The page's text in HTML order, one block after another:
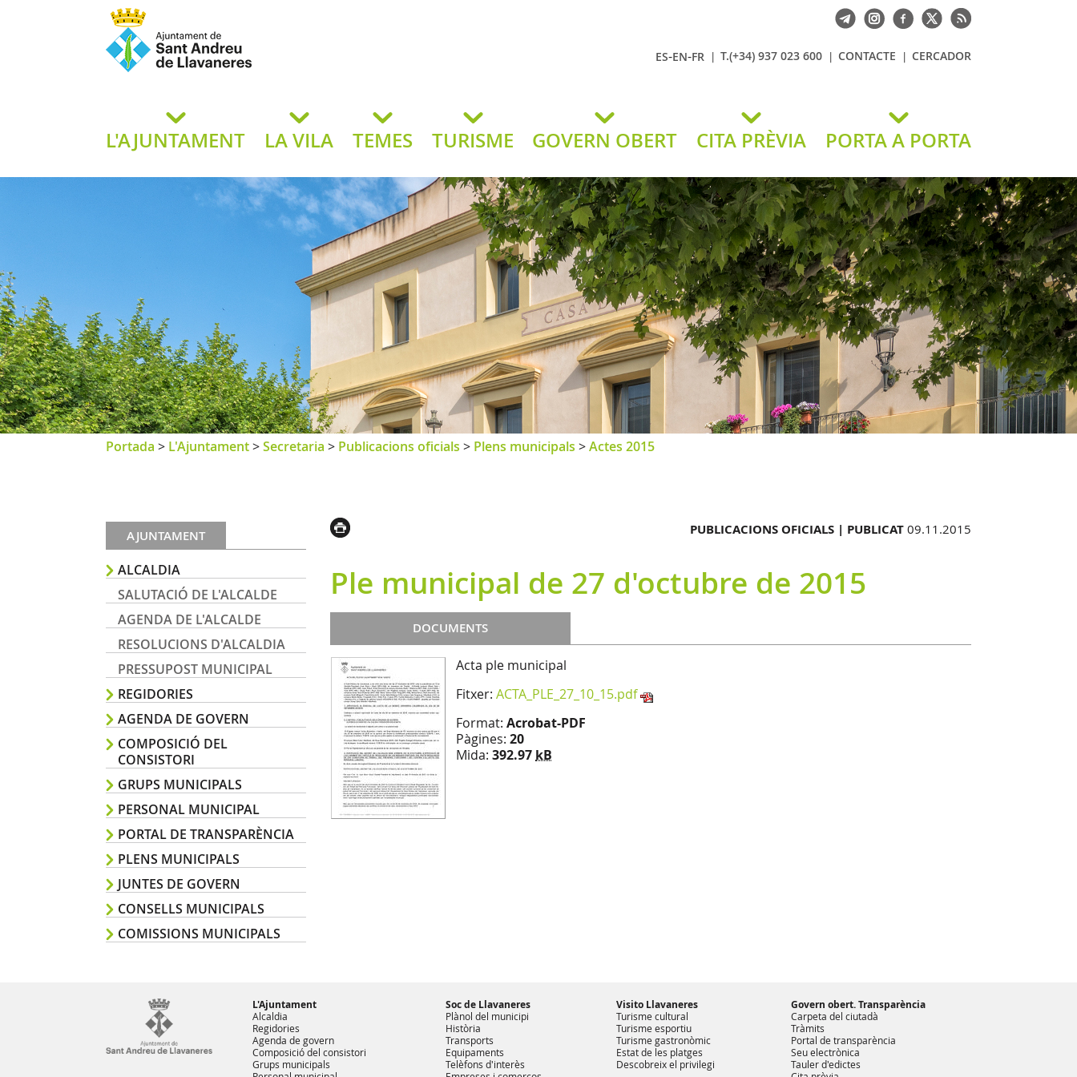
de Llavaneres
ES-EN-FR T.(+34) 937 023 600 CONTACTE CERCADOR
L'AJUNTAMENT LA VILA TEMES TURISME GOVERN OBERT CITA PRÈVIA PORTA A PORTA
Portada > L'Ajuntament>Secretaria > Publicacions oficials > Plens municipals >Actes 2015
AJUNTAMENT
ALCALDIA
SALUTACIÓ DE L'ALCALDE
AGENDA DE L'ALCALDE
RESOLUCIONS D'ALCALDIA
PRESSUPOST MUNICIPAL
REGIDORIES
AGENDA DE GOVERN
COMPOSICIÓ DEL
CONSISTORI
GRUPS MUNICIPALS
PERSONAL MUNICIPAL
PORTAL DE TRANSPARÈNCIA
PLENS MUNICIPALS
JUNTES DE GOVERN
CONSELLS MUNICIPALS
COMISSIONS MUNICIPALS
PUBLICACIONS OFICIALS | PUBLICAT 09.11.2015
Ple municipal de 27 d'octubre de 2015
DOCUMENTS
Acta ple municipal
Fitxer: ACTA_PLE_27_10_15.pdf
Format: Acrobat-PDF
Pàgines: 20
Mida: 392.97 kB
L'Ajuntament
Alcaldia
Regidories
Agenda de govern
Composició del consistori
Grups municipals
Soc de Llavaneres
Plànol del municipi
Història
Transports
Equipaments
Telèfons d'interès
Visito Llavaneres
Turisme cultural
Turisme esportiu
Turisme gastronòmic
Estat de les platges
Descobreix el privilegi
Govern obert. Transparència
Carpeta del ciutadà
Tràmits
Portal de transparència
Seu electrònica
Tauler d'edictes